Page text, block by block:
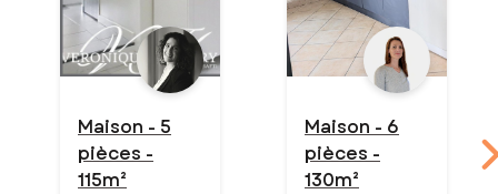
Maison - 5
pièces -
115m²
Maison - 6
pièces -
130m²